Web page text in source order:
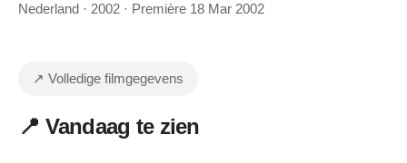
Nederland · 2002 · Première 18 Mar 2002
↗ Volledige filmgegevens
📍 Vandaag te zien